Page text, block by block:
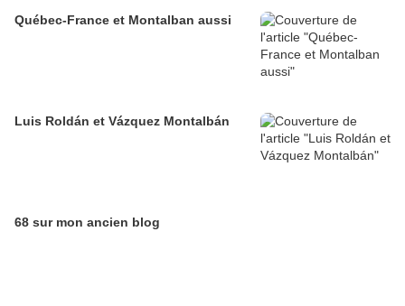
Québec-France et Montalban aussi
Luis Roldán et Vázquez Montalbán
68 sur mon ancien blog